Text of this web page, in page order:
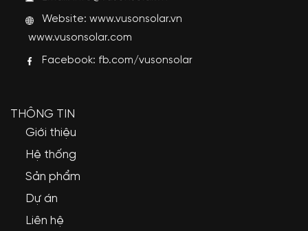
Website:www.vusonsolar.vn
www.vusonsolar.com
Facebook: fb.com/vusonsolar
THÔNG TIN
Giới thiệu
Hệ thống
Sản phẩm
Dự án
Liên hệ